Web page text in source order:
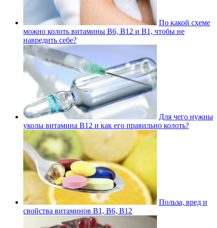
По какой схеме
можно колоть витамины В6, В12 и В1, чтобы не
навредить себе?
Для чего нужны
уколы витамина В12 и как его правильно колоть?
Польза, вред и
свойства витаминов В1, В6, В12